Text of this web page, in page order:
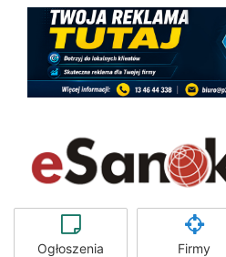
Ogłoszenia Firmy